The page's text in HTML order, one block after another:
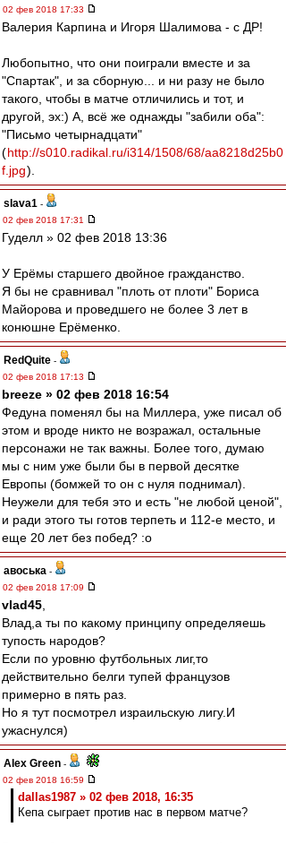
02 фев 2018 17:33
Валерия Карпина и Игоря Шалимова - с ДР!
Любопытно, что они поиграли вместе и за
"Спартак", и за сборную... и ни разу не было
такого, чтобы в матче отличились и тот, и
другой, эх:) А, всё же однажды "забили оба":
"Письмо четырнадцати"
(http://s010.radikal.ru/i314/1508/68/aa8218d25b0
f.jpg).
slava1 -
02 фев 2018 17:31
Гуделл » 02 фев 2018 13:36
У Ерёмы старшего двойное гражданство.
Я бы не сравнивал "плоть от плоти" Бориса
Майорова и проведшего не более 3 лет в
конюшне Ерёменко.
RedQuite -
02 фев 2018 17:13
breeze » 02 фев 2018 16:54
Федуна поменял бы на Миллера, уже писал об
этом и вроде никто не возражал, остальные
персонажи не так важны. Более того, думаю
мы с ним уже были бы в первой десятке
Европы (бомжей то он с нуля поднимал).
Неужели для тебя это и есть "не любой ценой",
и ради этого ты готов терпеть и 112-е место, и
еще 20 лет без побед? :o
авоська -
02 фев 2018 17:09
vlad45
Влад,а ты по какому принципу определяешь
тупость народов?
Если по уровню футбольных лиг,то
действительно белги тупей французов
примерно в пять раз.
Но я тут посмотрел израильскую лигу.И
ужаснулся)
Alex Green -
02 фев 2018 16:59
dallas1987 » 02 фев 2018, 16:35
Кепа сыграет против нас в первом матче?